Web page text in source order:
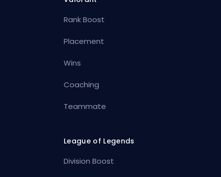
Rank Boost
Placement
Wins
Coaching
Teammate
League of Legends
Division Boost